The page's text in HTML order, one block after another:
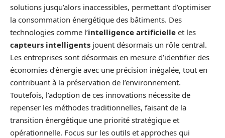
solutions jusqu’alors inaccessibles, permettant d’optimiser
la consommation énergétique des bâtiments. Des
technologies comme l’intelligence artificielle et les
capteurs intelligents jouent désormais un rôle central.
Les entreprises sont désormais en mesure d’identifier des
économies d’énergie avec une précision inégalée, tout en
contribuant à la préservation de l’environnement.
Toutefois, l’adoption de ces innovations nécessite de
repenser les méthodes traditionnelles, faisant de la
transition énergétique une priorité stratégique et
opérationnelle. Focus sur les outils et approches qui